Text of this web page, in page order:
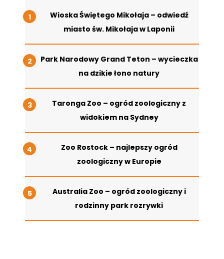
Wioska Świętego Mikołaja – odwiedź
miasto św. Mikołaja w Laponii
Park Narodowy Grand Teton – wycieczka
na dzikie łono natury
Taronga Zoo – ogród zoologiczny z
widokiem na Sydney
Zoo Rostock – najlepszy ogród
zoologiczny w Europie
Australia Zoo – ogród zoologiczny i
rodzinny park rozrywki